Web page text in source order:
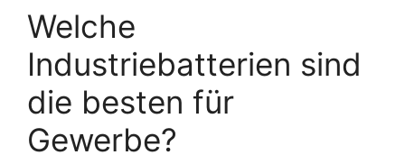
Welche
Industriebatterien sind
die besten für
Gewerbe?